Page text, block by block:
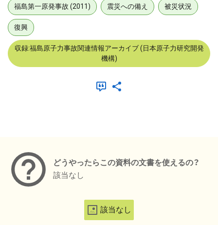
福島第一原発事故 (2011) 震災への備え 被災状況
復興
収録:福島原子力事故関連情報アーカイブ (日本原子力研究開発
機構)
どうやったらこの資料の文書を使えるの？
該当なし
該当なし